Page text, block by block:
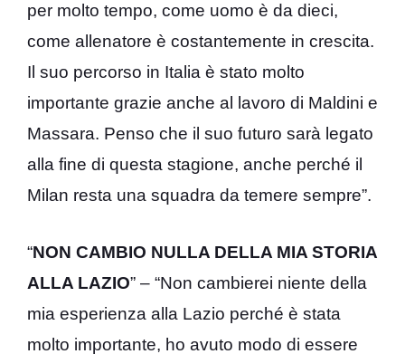
per molto tempo, come uomo è da dieci,
come allenatore è costantemente in crescita.
Il suo percorso in Italia è stato molto
importante grazie anche al lavoro di Maldini e
Massara. Penso che il suo futuro sarà legato
alla fine di questa stagione, anche perché il
Milan resta una squadra da temere sempre”.
“NON CAMBIO NULLA DELLA MIA STORIA
ALLA LAZIO” – “Non cambierei niente della
mia esperienza alla Lazio perché è stata
molto importante, ho avuto modo di essere